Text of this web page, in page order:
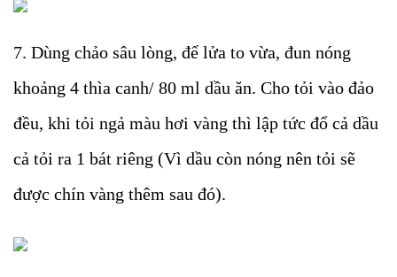
7. Dùng chảo sâu lòng, để lửa to vừa, đun nóng
khoảng 4 thìa canh/ 80 ml dầu ăn. Cho tỏi vào đảo
đều, khi tỏi ngả màu hơi vàng thì lập tức đổ cả dầu
cả tỏi ra 1 bát riêng (Vì dầu còn nóng nên tỏi sẽ
được chín vàng thêm sau đó).